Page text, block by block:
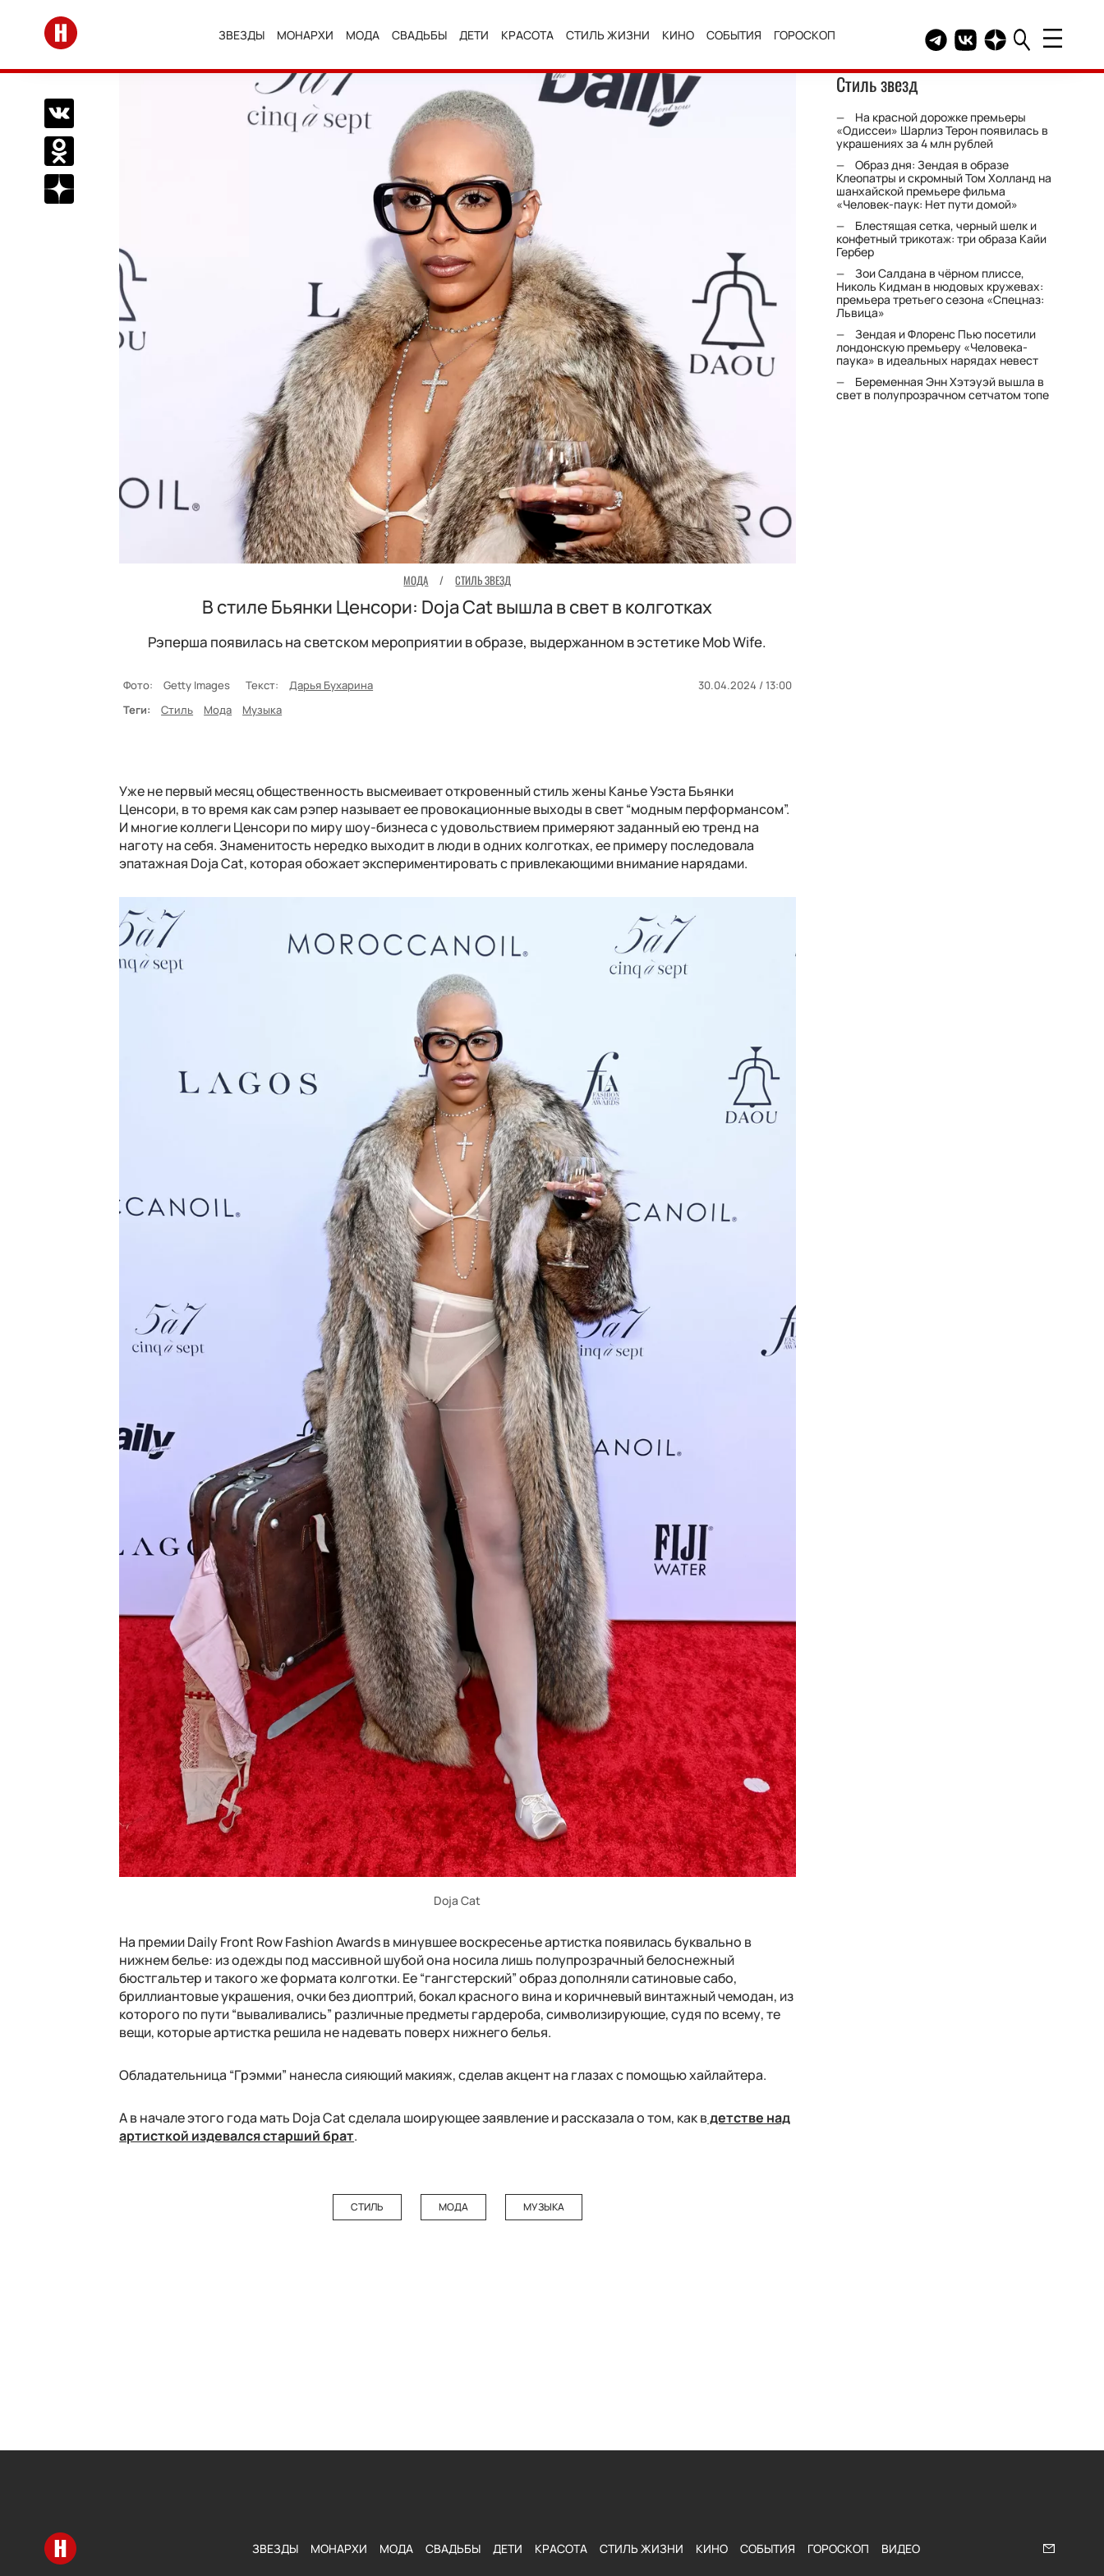
Перейти на главную
ЗВЕЗДЫ МОНАРХИ МОДА СВАДЬБЫ ДЕТИ КРАСОТА СТИЛЬ ЖИЗНИ КИНО СОБЫТИЯ ГОРОСКОП Telegram канал HELLO
Группа HELLO
Канал HELLO в
Поделиться Вконтакте
Поделиться в Одноклассниках
Подписаться на нас в Дзен
МОДА / СТИЛЬ ЗВЕЗД
В стиле Бьянки Ценсори: Doja Cat вышла в свет в колготках
Рэперша появилась на светском мероприятии в образе, выдержанном в эстетике Mob Wife.
Фото: Getty Images Текст: Дарья Бухарина
30.04.2024 / 13:00
Теги:
Стиль Мода Музыка
Уже не первый месяц общественность высмеивает откровенный стиль жены Канье Уэста Бьянки
Ценсори, в то время как сам рэпер называет ее провокационные выходы в свет “модным перформансом”.
И многие коллеги Ценсори по миру шоу-бизнеса с удовольствием примеряют заданный ею тренд на
наготу на себя. Знаменитость нередко выходит в люди в одних колготках, ее примеру последовала
эпатажная Doja Cat, которая обожает экспериментировать с привлекающими внимание нарядами.
Doja Cat
На премии Daily Front Row Fashion Awards в минувшее воскресенье артистка появилась буквально в
нижнем белье: из одежды под массивной шубой она носила лишь полупрозрачный белоснежный
бюстгальтер и такого же формата колготки. Ее “гангстерский” образ дополняли сатиновые сабо,
бриллиантовые украшения, очки без диоптрий, бокал красного вина и коричневый винтажный чемодан, из
которого по пути “вываливались” различные предметы гардероба, символизирующие, судя по всему, те
вещи, которые артистка решила не надевать поверх нижнего белья.
Обладательница “Грэмми” нанесла сияющий макияж, сделав акцент на глазах с помощью хайлайтера.
А в начале этого года мать Doja Cat сделала шоирующее заявление и рассказала о том, как вдетстве над
артисткой издевался старший брат.
СТИЛЬ МОДА МУЗЫКА
Стиль звезд
На красной дорожке премьеры
«Одиссеи» Шарлиз Терон появилась в
украшениях за 4 млн рублей
Образ дня: Зендая в образе
Клеопатры и скромный Том Холланд на
шанхайской премьере фильма
«Человек-паук: Нет пути домой»
Блестящая сетка, черный шелк и
конфетный трикотаж: три образа Кайи
Гербер
Зои Салдана в чёрном плиссе,
Николь Кидман в нюдовых кружевах:
премьера третьего сезона «Спецназ:
Львица»
Зендая и Флоренс Пью посетили
лондонскую премьеру «Человека-
паука» в идеальных нарядах невест
Беременная Энн Хэтэуэй вышла в
свет в полупрозрачном сетчатом топе
Перейти на главную ЗВЕЗДЫ МОНАРХИ МОДА СВАДЬБЫ ДЕТИ КРАСОТА СТИЛЬ ЖИЗНИ КИНО СОБЫТИЯ ГОРОСКОП ВИДЕО